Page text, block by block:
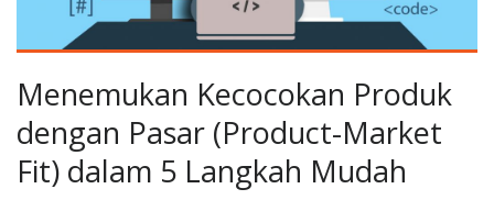
Menemukan Kecocokan Produk
dengan Pasar (Product-Market
Fit) dalam 5 Langkah Mudah